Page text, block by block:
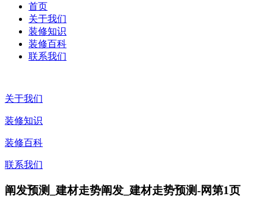
首页
关于我们
装修知识
装修百科
联系我们
关于我们
装修知识
装修百科
联系我们
阐发预测_建材走势阐发_建材走势预测-网第1页